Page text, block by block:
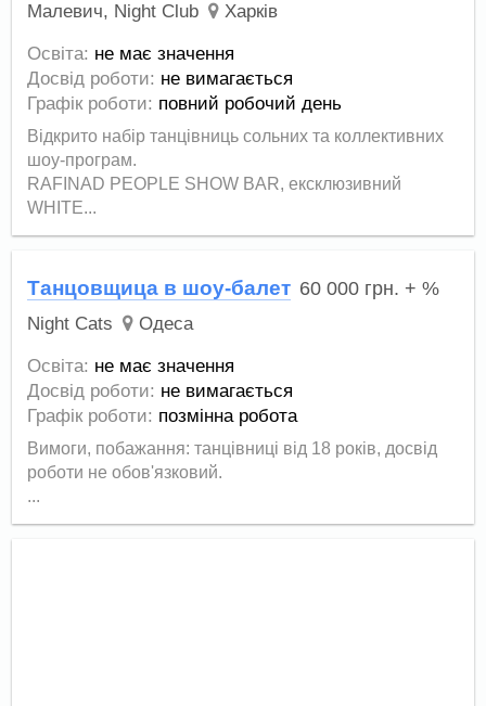
Малевич, Night Club Харків
Освіта: не має значення
Досвід роботи: не вимагається
Графік роботи: повний робочий день
Відкрито набір танцівниць сольних та коллективних
шоу-програм.
RAFINAD PEOPLE SHOW BAR, ексклюзивний
WHITE...
Танцовщица в шоу-балет 60 000 грн. + %
Night Cats Одеса
Освіта: не має значення
Досвід роботи: не вимагається
Графік роботи: позмінна робота
Вимоги, побажання: танцівниці від 18 років, досвід
роботи не обов'язковий.
...